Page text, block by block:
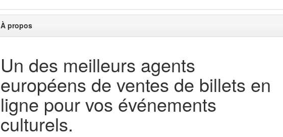
À propos
Un des meilleurs agents
européens de ventes de billets en
ligne pour vos événements
culturels.